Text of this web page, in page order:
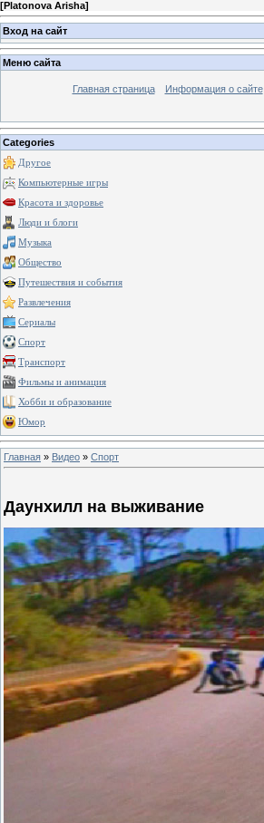
[Platonova Arisha]
Вход на сайт
Меню сайта
Главная страница Информация о сайте
Categories
Другое
Компьютерные игры
Красота и здоровье
Люди и блоги
Музыка
Общество
Путешествия и события
Развлечения
Сериалы
Спорт
Транспорт
Фильмы и анимация
Хобби и образование
Юмор
Главная » Видео » Спорт
Даунхилл на выживание